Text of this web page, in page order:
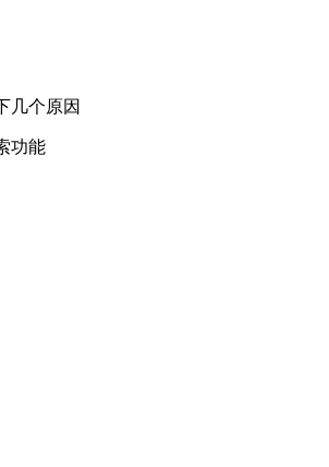
几个原因
功能